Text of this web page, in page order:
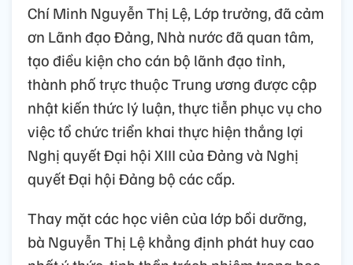
Chí Minh Nguyễn Thị Lệ, Lớp trưởng, đã cảm
ơn Lãnh đạo Đảng, Nhà nước đã quan tâm,
tạo điều kiện cho cán bộ lãnh đạo tỉnh,
thành phố trực thuộc Trung ương được cập
nhật kiến thức lý luận, thực tiễn phục vụ cho
việc tổ chức triển khai thực hiện thắng lợi
Nghị quyết Đại hội XIII của Đảng và Nghị
quyết Đại hội Đảng bộ các cấp.
Thay mặt các học viên của lớp bồi dưỡng,
bà Nguyễn Thị Lệ khẳng định phát huy cao